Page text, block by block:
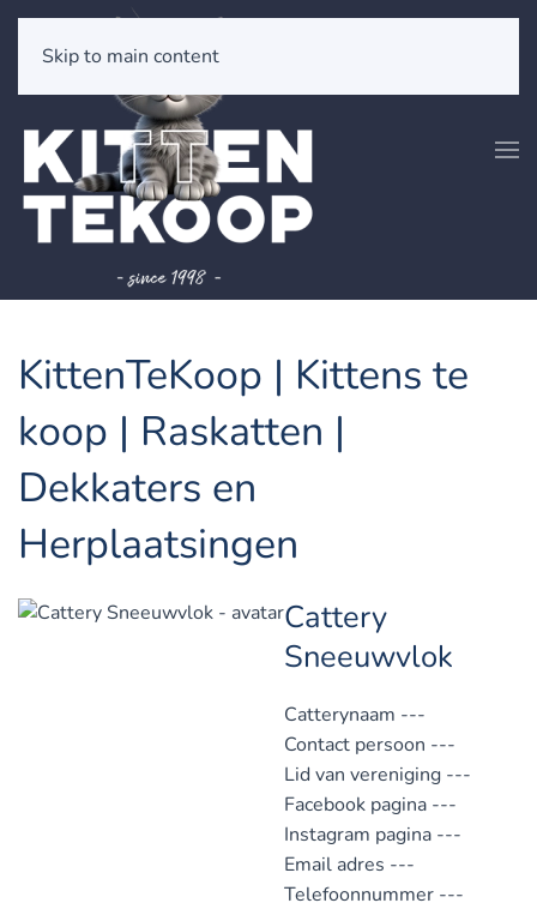
Skip to main content
KittenTeKoop | Kittens te
koop | Raskatten |
Dekkaters en
Herplaatsingen
Cattery
Sneeuwvlok
Catterynaam ---
Contact persoon ---
Lid van vereniging ---
Facebook pagina ---
Instagram pagina ---
Email adres ---
Telefoonnummer ---